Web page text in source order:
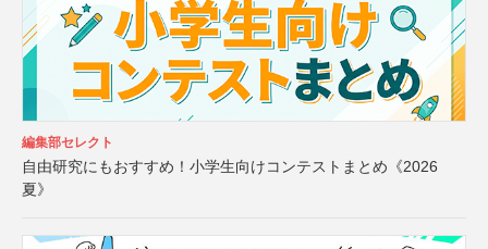
編集部セレクト
自由研究にもおすすめ！小学生向けコンテストまとめ《2026
夏》